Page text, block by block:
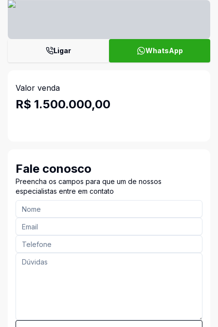
Ligar WhatsApp
Valor venda
R$ 1.500.000,00
Fale conosco
Preencha os campos para que um de nossos
especialistas entre em contato